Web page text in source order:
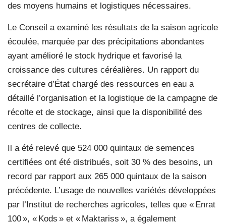
des moyens humains et logistiques nécessaires.
Le Conseil a examiné les résultats de la saison agricole
écoulée, marquée par des précipitations abondantes
ayant amélioré le stock hydrique et favorisé la
croissance des cultures céréalières. Un rapport du
secrétaire d’État chargé des ressources en eau a
détaillé l’organisation et la logistique de la campagne de
récolte et de stockage, ainsi que la disponibilité des
centres de collecte.
Il a été relevé que 524 000 quintaux de semences
certifiées ont été distribués, soit 30 % des besoins, un
record par rapport aux 265 000 quintaux de la saison
précédente. L’usage de nouvelles variétés développées
par l’Institut de recherches agricoles, telles que « Enrat
100 », « Kods » et « Maktariss », a également